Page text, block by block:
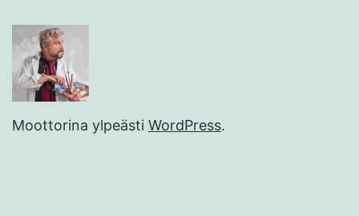
Moottorina ylpeästi WordPress.